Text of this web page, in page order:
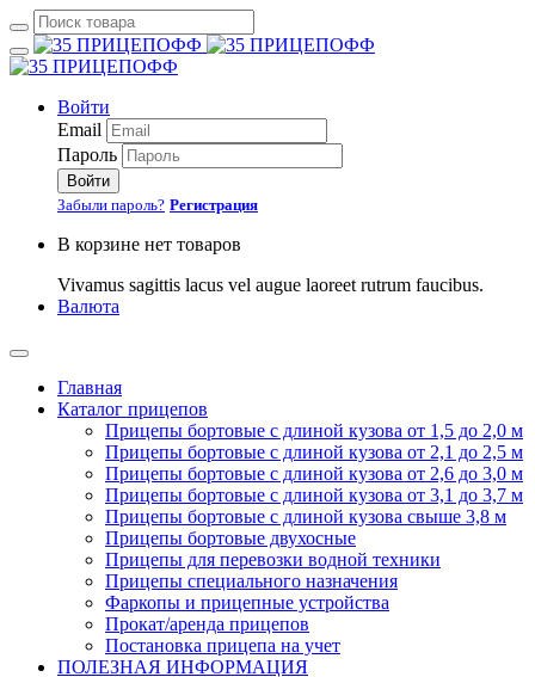
Войти
Email
Пароль
Войти
Забыли пароль? Регистрация
В корзине нет товаров
Vivamus sagittis lacus vel augue laoreet rutrum faucibus.
Валюта
Главная
Каталог прицепов
Прицепы бортовые с длиной кузова от 1,5 до 2,0 м
Прицепы бортовые с длиной кузова от 2,1 до 2,5 м
Прицепы бортовые с длиной кузова от 2,6 до 3,0 м
Прицепы бортовые с длиной кузова от 3,1 до 3,7 м
Прицепы бортовые с длиной кузова свыше 3,8 м
Прицепы бортовые двухосные
Прицепы для перевозки водной техники
Прицепы специального назначения
Фаркопы и прицепные устройства
Прокат/аренда прицепов
Постановка прицепа на учет
ПОЛЕЗНАЯ ИНФОРМАЦИЯ